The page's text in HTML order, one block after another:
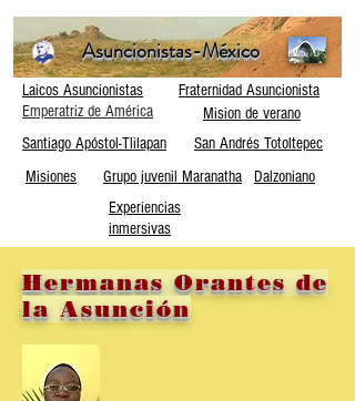
Asuncionistas-México
Laicos Asuncionistas
Fraternidad Asuncionista
Emperatriz de América
Mision de verano
Santiago Apóstol-Tlilapan
San Andrés Totoltepec
Misiones
Grupo juvenil Maranatha
Dalzoniano
Experiencias
inmersivas
Hermanas Orantes de
la Asunción